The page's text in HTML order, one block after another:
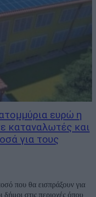
ευρώ η
καταναλωτές και
για τους
που θα εισπράξουν για
δήμοι στις περιοχές όπου